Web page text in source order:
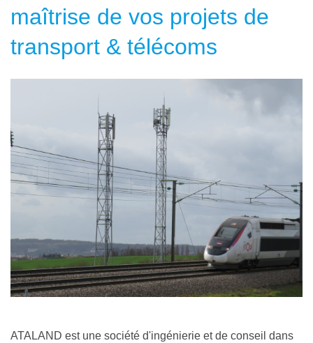
maîtrise de vos projets de
transport & télécoms
ATALAND est une société d'ingénierie et de conseil dans